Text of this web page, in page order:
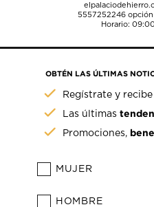
5557252246opción
Horario:
OBTÉN LAS ÚLTIMAS
Regístrate y
Las últimas
Promociones,
MUJER
HOMBRE